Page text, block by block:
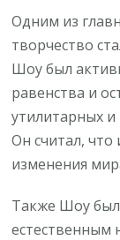
Одним из
творчество
Шоу был
равенства и
утилитарных
Он считал, что
изменения
Также Шоу был
естественным